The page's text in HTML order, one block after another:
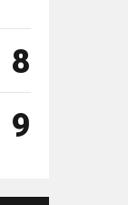
8
9